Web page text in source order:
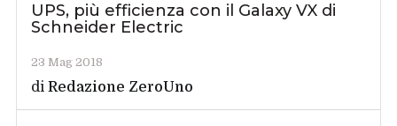
UPS, più efficienza con il Galaxy VX di
Schneider Electric
23 Mag 2018
diRedazione ZeroUno